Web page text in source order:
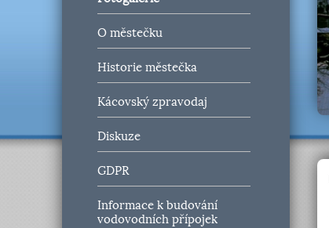
O městečku
Historie městečka
Kácovský zpravodaj
Diskuze
GDPR
Informace k budování
vodovodních přípojek